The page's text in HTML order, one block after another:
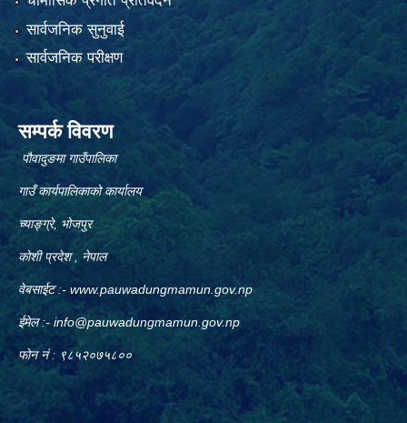
सार्वजनिक सुनुवाई
सार्वजनिक परीक्षण
सम्पर्क विवरण
पौवादुङमा गाउँपालिका
गाउँ कार्यपालिकाको कार्यालय
च्याङ्ग्रे, भोजपुर
कोशी प्रदेश , नेपाल
वेबसाईट :- www.pauwadungmamun.gov.np
ईमेल :- info@pauwadungmamun.gov.np
फोन नं : ९८५२०७५८००